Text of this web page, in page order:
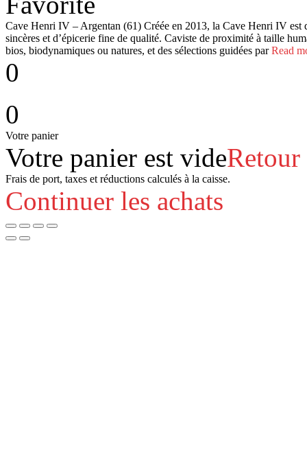
Cave Henri IV – Argentan (61) Créée en 2013, la Cave Henri IV est
sincères et d’épicerie fine de qualité. Caviste de proximité à taille
bios, biodynamiques ou natures, et des sélections guidées parRead
0
0
Votre panier
Votre panier est vide
Frais de port, taxes et réductions calculés à la caisse.
Continuer les achats